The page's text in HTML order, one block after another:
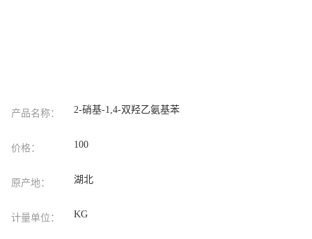
产品名称： 2-硝基-1,4-双羟乙氨基苯
价格： 100
原产地： 湖北
计量单位： KG